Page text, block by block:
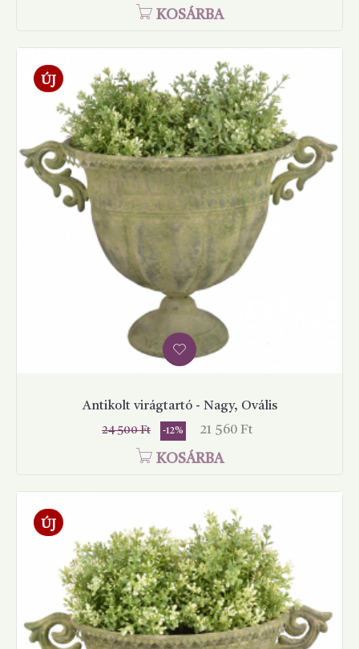
KOSÁRBA
ÚJ
Antikolt virágtartó - Nagy, Ovális
Normál
24 500 Ft -12% Ár
21 560 Ft
KOSÁRBA
ÚJ